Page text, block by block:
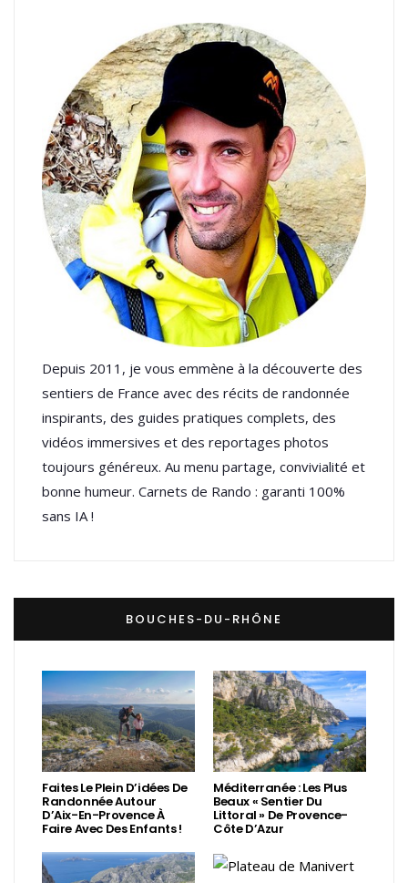
Depuis 2011, je vous emmène à la découverte des
sentiers de France avec des récits de randonnée
inspirants, des guides pratiques complets, des
vidéos immersives et des reportages photos
toujours généreux. Au menu partage, convivialité et
bonne humeur. Carnets de Rando : garanti 100%
sans IA !
BOUCHES-DU-RHÔNE
Faites Le Plein D’idées De
Randonnée Autour
D’Aix-En-Provence À
Faire Avec Des Enfants !
Méditerranée : Les Plus
Beaux « Sentier Du
Littoral » De Provence-
Côte D’Azur